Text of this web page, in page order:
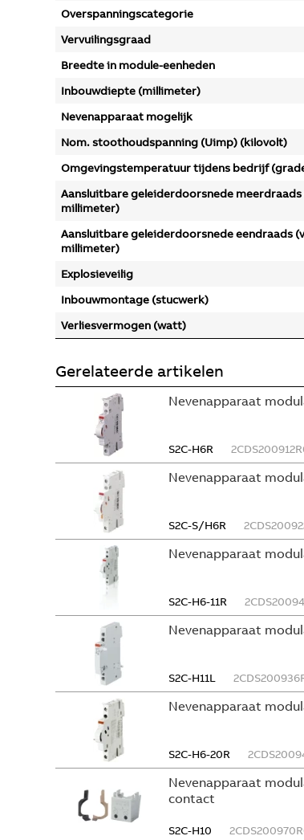
Overspanningscategorie
Vervuilingsgraad
Breedte in module-eenheden
Inbouwdiepte (millimeter)
Nevenapparaat mogelijk
Nom. stoothoudspanning (Uimp) (kilovolt)
Omgevingstemperatuur tijdens bedrijf
Aansluitbare geleiderdoorsnede
millimeter)
Aansluitbare geleiderdoorsnede eendraads
millimeter)
Explosieveilig
Inbouwmontage (stucwerk)
Verliesvermogen (watt)
Gerelateerde artikelen
Nevenapparaat
S2C-H6R
Nevenapparaat
S2C-S/H6R
Nevenapparaat
S2C-H6-11R
Nevenapparaat
S2C-H11L
Nevenapparaat
S2C-H6-20R
Nevenapparaat
contact
S2C-H10